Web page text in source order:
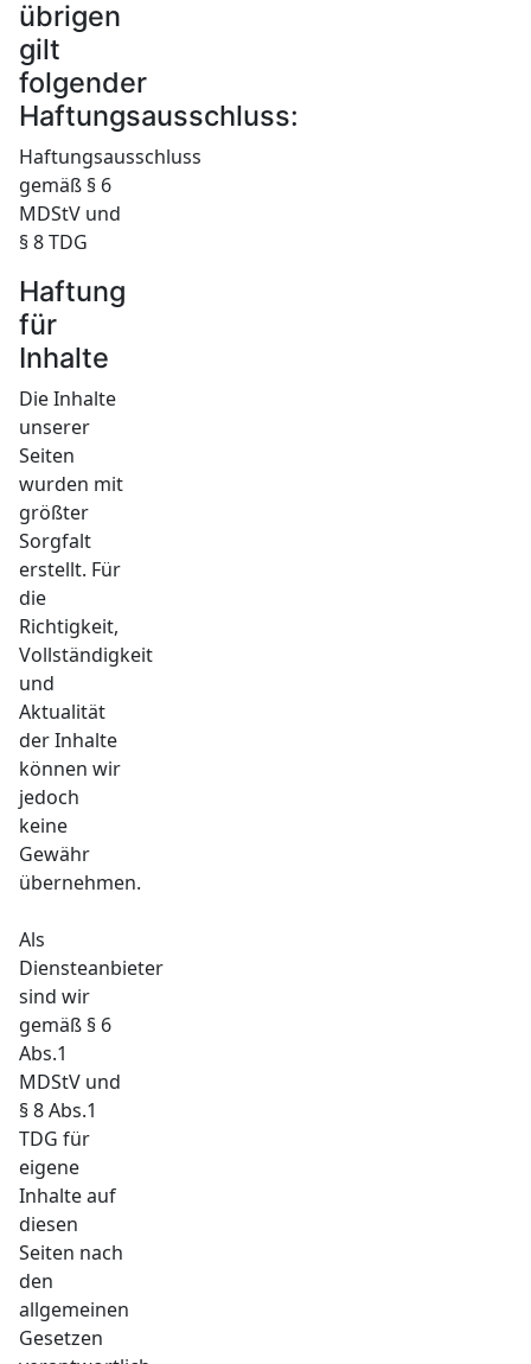
übrigen
gilt
folgender
Haftungsausschluss:
Haftungsausschluss
gemäß § 6
MDStV und
§ 8 TDG
Haftung
für
Inhalte
Die Inhalte
unserer
Seiten
wurden mit
größter
Sorgfalt
erstellt. Für
die
Richtigkeit,
Vollständigkeit
und
Aktualität
der Inhalte
können wir
jedoch
keine
Gewähr
übernehmen.
Als
Diensteanbieter
sind wir
gemäß § 6
Abs.1
MDStV und
§ 8 Abs.1
TDG für
eigene
Inhalte auf
diesen
Seiten nach
den
allgemeinen
Gesetzen